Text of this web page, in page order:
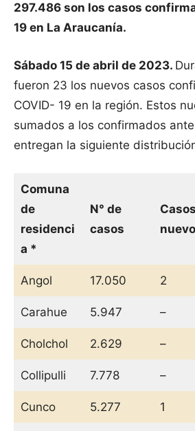
297.486 son los casos
19 en La Araucanía.
Sábado 15 de abril de 2023.
fueron 23 los nuevos casos
COVID- 19 en la región. Estos
sumados a los confirmados
entregan la siguiente
Comuna
de
residenci
a *
N° de
casos
Casos
Angol 17.050 2
Carahue 5.947 –
Cholchol 2.629 –
Collipulli 7.778 –
Cunco 5.277 1